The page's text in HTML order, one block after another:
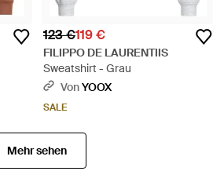
123 €119 €
FILIPPO DE LAURENTIIS
Sweatshirt - Grau
VonYOOX
SALE
Mehr sehen